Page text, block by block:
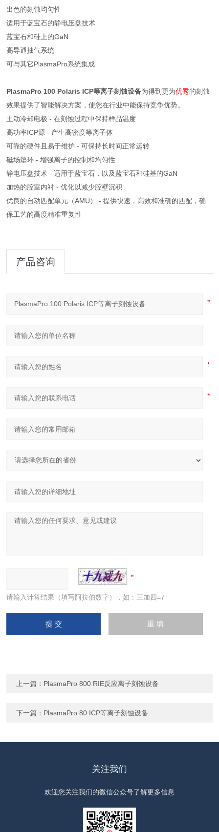
出色的刻蚀均匀性
适用于蓝宝石的静电压盘技术
蓝宝石和硅上的GaN
高导通抽气系统
可与其它PlasmaPro系统集成
PlasmaPro 100 Polaris ICP等离子刻蚀设备为得到更为优秀的刻蚀
效果提供了智能解决方案，使您在行业中能保持竞争优势。
主动冷却电极 - 在刻蚀过程中保持样品温度
高功率ICP源 - 产生高密度等离子体
可靠的硬件且易于维护 - 可保持长时间正常运转
磁场垫环 - 增强离子的控制和均匀性
静电压盘技术 - 适用于蓝宝石，以及蓝宝石和硅基的GaN
加热的腔室内衬 - 优化以减少腔壁沉积
优良的自动匹配单元（AMU） - 提供快速，高效和准确的匹配，确
保工艺的高度精准重复性
产品咨询
请输入计算结果（填写阿拉伯数字），如：三加四=7
上一篇： PlasmaPro 800 RIE反应离子刻蚀设备
下一篇： PlasmaPro 80 ICP等离子刻蚀设备
关注我们
欢迎您关注我们的微信公众号了解更多信息